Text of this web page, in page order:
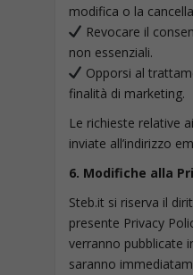
modifica o la
Revocare il
non essenziali.
Opporsi al
finalità di marketing.
Le richieste relative
inviate all’indirizzo
6. Modifiche alla
Steb.it si riserva il
presente Privacy
verranno pubblicate
saranno